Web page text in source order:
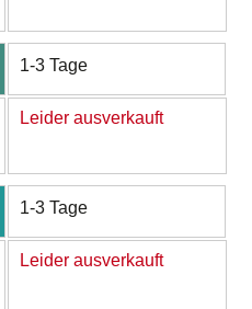
1-3 Tage
Leider ausverkauft
1-3 Tage
Leider ausverkauft